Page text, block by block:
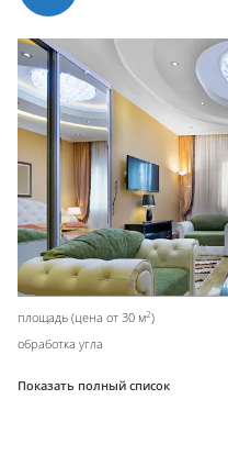
площадь (цена от 30 м2)
обработка угла
Показать полный список